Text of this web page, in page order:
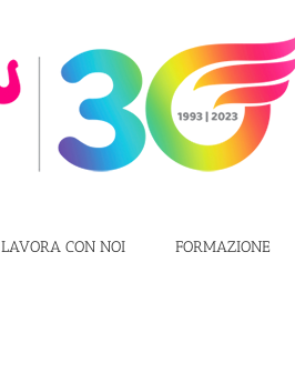
LAVORA CON NOI FORMAZIONE